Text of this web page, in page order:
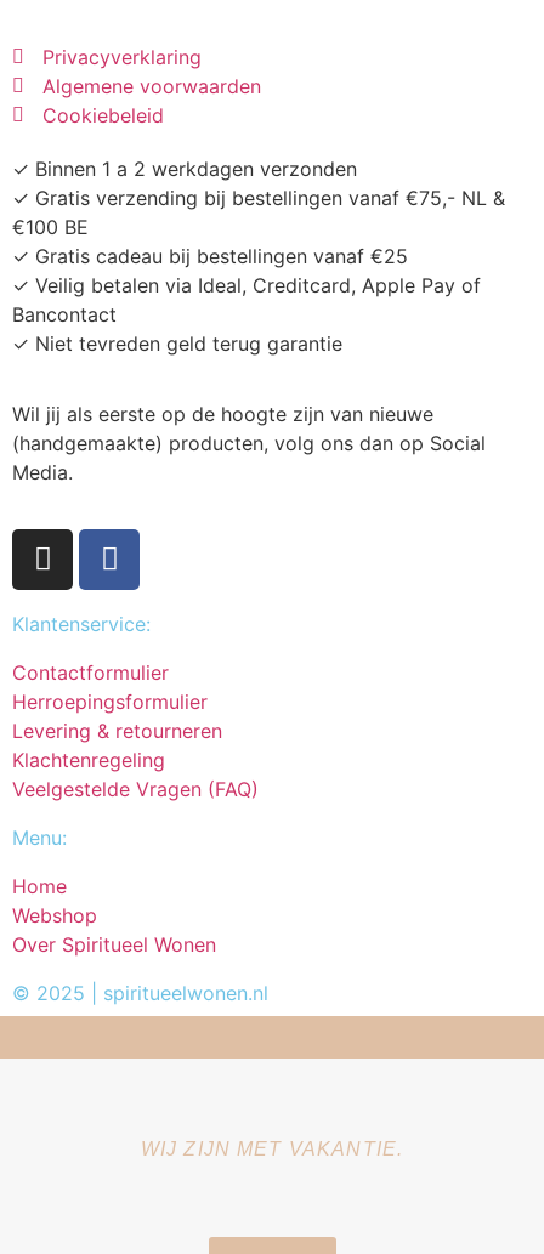
Privacyverklaring
Algemene voorwaarden
Cookiebeleid
✓ Binnen 1 a 2 werkdagen verzonden
✓ Gratis verzending bij bestellingen vanaf €75,- NL &
€100 BE
✓ Gratis cadeau bij bestellingen vanaf €25
✓ Veilig betalen via Ideal, Creditcard, Apple Pay of
Bancontact
✓ Niet tevreden geld terug garantie
Wil jij als eerste op de hoogte zijn van nieuwe
(handgemaakte) producten, volg ons dan op Social
Media.
Klantenservice:
Contactformulier
Herroepingsformulier
Levering & retourneren
Klachtenregeling
Veelgestelde Vragen (FAQ)
Menu:
Home
Webshop
Over Spiritueel Wonen
© 2025 | spiritueelwonen.nl
WIJ ZIJN MET VAKANTIE.